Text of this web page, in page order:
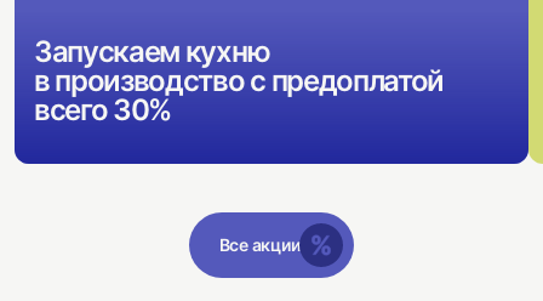
Запускаем кухню
в производство с предоплатой
всего 30%
Все акции